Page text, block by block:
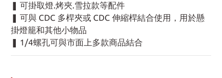
❚ 可掛取燈.烤夾.雪拉款等配件
❚ 可與 CDC 多桿夾或 CDC 伸縮桿結合使用，用於懸
掛燈籠和其他小物品
❚ 1/4螺孔可與市面上多款商品結合